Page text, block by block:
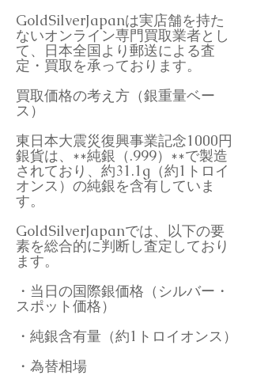
GoldSilverJapanは実店舗を持た
ないオンライン専門買取業者とし
て、日本全国より郵送による査
定・買取を承っております。
買取価格の考え方（銀重量ベー
ス）
東日本大震災復興事業記念1000円
銀貨は、**純銀（.999）**で製造
されており、約31.1g（約1トロイ
オンス）の純銀を含有していま
す。
GoldSilverJapanでは、以下の要
素を総合的に判断し査定しており
ます。
・当日の国際銀価格（シルバー・
スポット価格）
・純銀含有量（約1トロイオンス）
・為替相場